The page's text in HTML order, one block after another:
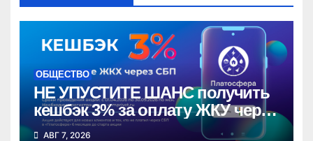
ОБЩЕСТВО
НЕ УПУСТИТЕ ШАНС получить
кешбэк 3% за оплату ЖКУ через
СБП в «Платосфере»
АВГ 7, 2026